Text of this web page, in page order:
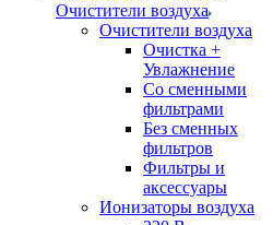
Очистители воздуха
Очистители воздуха
Очистка +
Увлажнение
Cо сменными
фильтрами
Без сменных
фильтров
Фильтры и
аксессуары
Ионизаторы воздуха